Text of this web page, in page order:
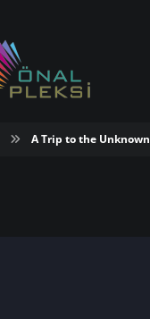
A Trip to the Unknown